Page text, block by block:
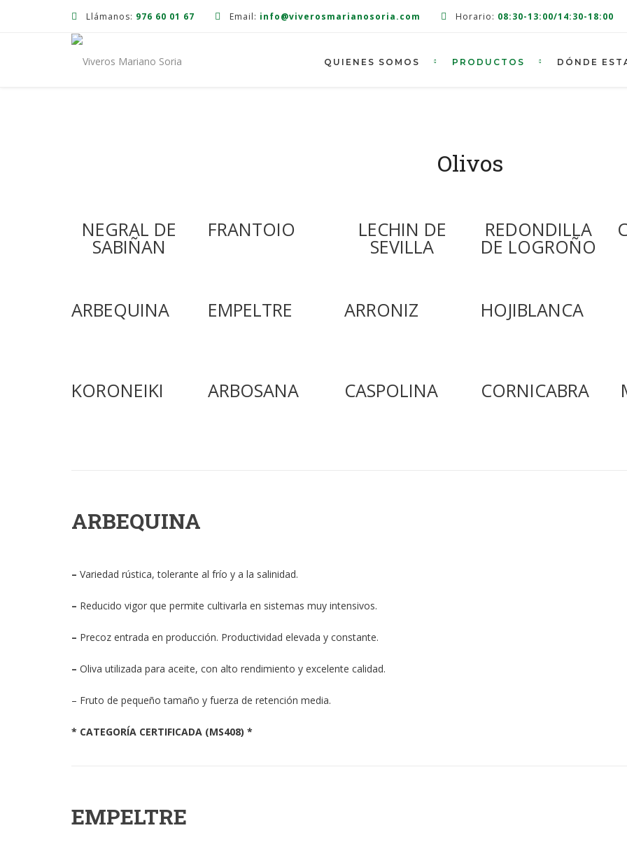
Llámanos: 976 60 01 67 Email: info@viverosmarianosoria.com Horario: 08:30-13:00/14:30-18:00
QUIENES SOMOS PRODUCTOS DÓNDE
Olivos
NEGRAL DE
SABIÑAN
FRANTOIO LECHIN DE
SEVILLA
REDONDILLA
DE LOGROÑO
ARBEQUINA EMPELTRE ARRONIZ HOJIBLANCA
KORONEIKI ARBOSANA CASPOLINA CORNICABRA
ARBEQUINA
– Variedad rústica, tolerante al frío y a la salinidad.
– Reducido vigor que permite cultivarla en sistemas muy intensivos.
– Precoz entrada en producción. Productividad elevada y constante.
– Oliva utilizada para aceite, con alto rendimiento y excelente calidad.
– Fruto de pequeño tamaño y fuerza de retención media.
* CATEGORÍA CERTIFICADA (MS408) *
EMPELTRE